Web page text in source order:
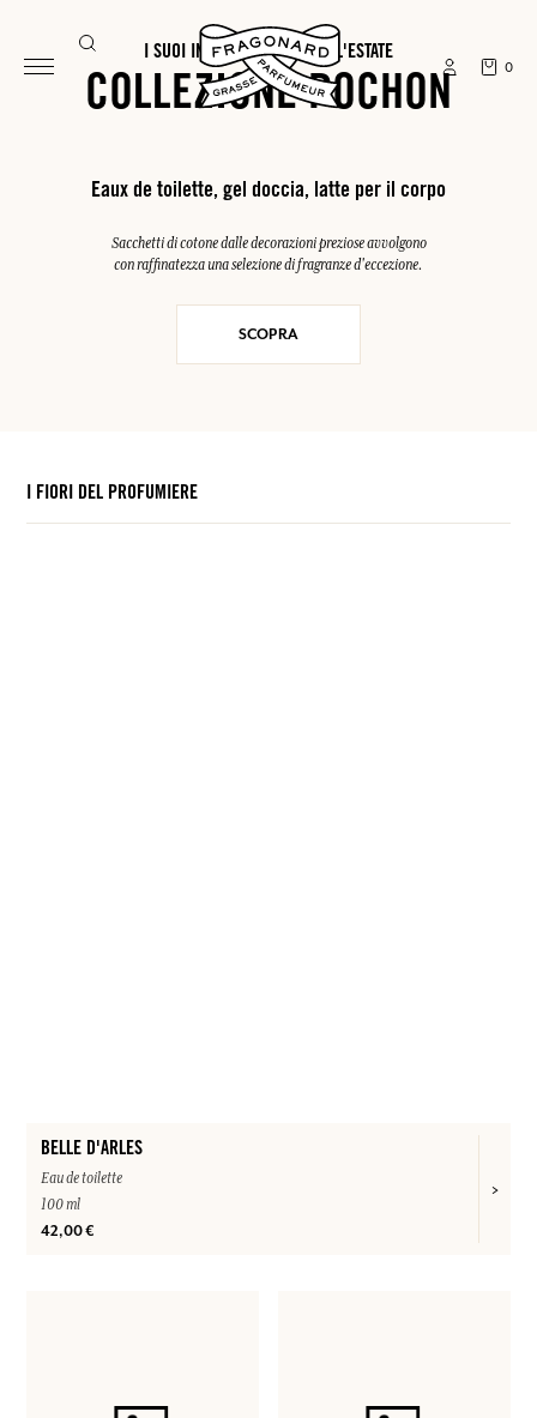
0
I SUOI INDISPENSABILI PER L'ESTATE
COLLEZIONE POCHON
Eaux de toilette, gel doccia, latte per il corpo
Sacchetti di cotone dalle decorazioni preziose avvolgono
con raffinatezza una selezione di fragranze d'eccezione.
SCOPRA
I FIORI DEL PROFUMIERE
BELLE D'ARLES
Eau de toilette
100 ml
42,00 €